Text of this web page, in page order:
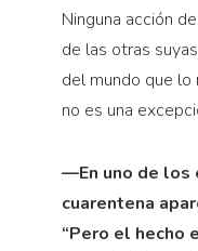
Ninguna acción
de las otras
del mundo que lo
no es una
—En uno de los
cuarentena
“Pero el hecho